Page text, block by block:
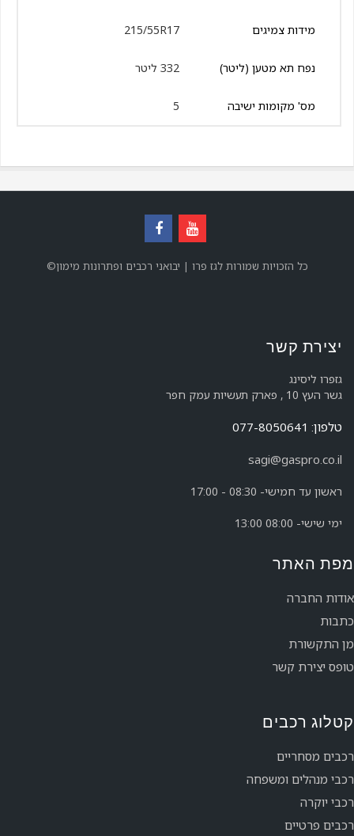
215/55R17 מידות צמיגים
332 ליטר נפח תא מטען (ליטר)
5 מס' מקומות ישיבה
©כל הזכויות שמורות לגז פרו | יבואני רכבים ופתרונות מימון
יצירת קשר
גזפרו ליסינג
גשר העץ 10 , פארק תעשיות עמק חפר
טלפון: 077-8050641
sagi@gaspro.co.il
ראשון עד חמישי- 08:30 - 17:00
ימי שישי- 08:00 13:00
מפת האתר
אודות החברה
כתבות
מן התקשורת
טופס יצירת קשר
קטלוג רכבים
רכבים מסחריים
רכבי מנהלים ומשפחה
רכבי יוקרה
רכבים פרטיים